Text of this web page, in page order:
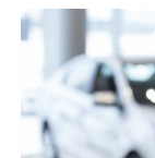
Preţurile la
anul trecut cel mai
valoarea...